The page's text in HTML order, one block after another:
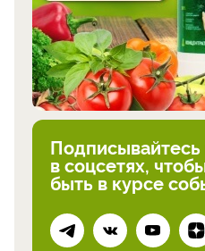
Подписывайтесь
в соцсетях,
быть в курсе